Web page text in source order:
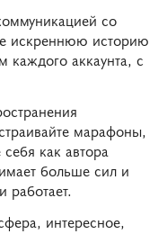
со
искреннюю историю
каждого аккаунта, с
марафоны,
как автора
больше сил и
работает.
интересное,